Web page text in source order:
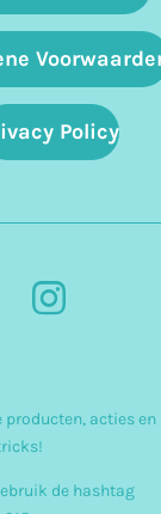
Policy
I
t
g
acties en
de hashtag